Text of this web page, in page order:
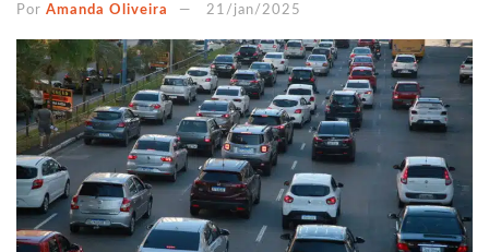
Por Amanda Oliveira 21/jan/2025